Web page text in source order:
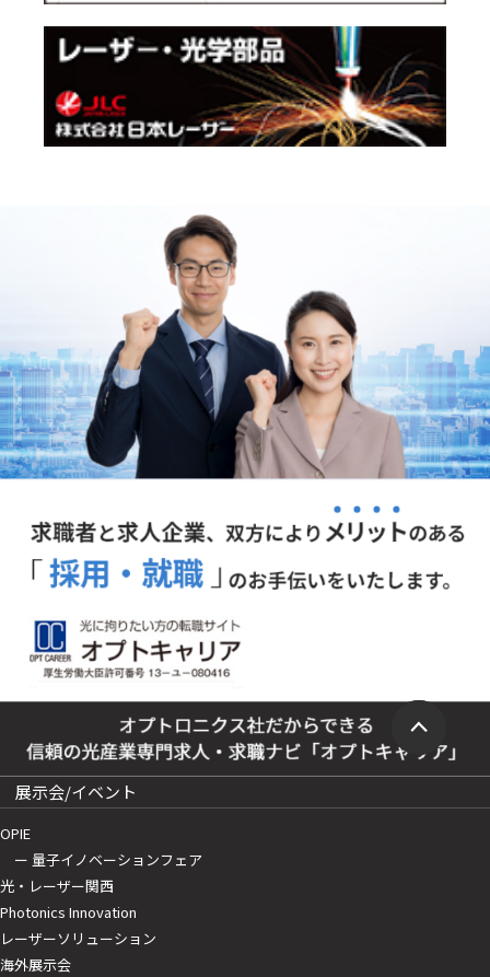
展示会/イベント
OPIE
ー 量子イノベーションフェア
光・レーザー関西
Photonics Innovation
レーザーソリューション
海外展示会